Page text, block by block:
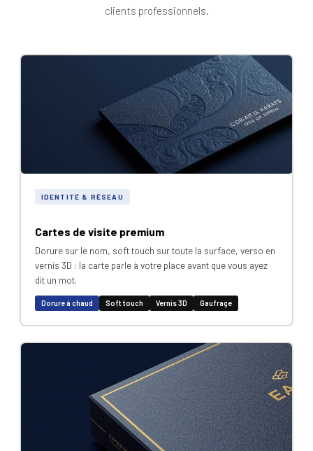
clients professionnels.
IDENTITÉ & RÉSEAU
Cartes de visite premium
Dorure sur le nom, soft touch sur toute la surface, verso en
vernis 3D : la carte parle à votre place avant que vous ayez
dit un mot.
Dorure à chaud Soft touch Vernis 3D Gaufrage